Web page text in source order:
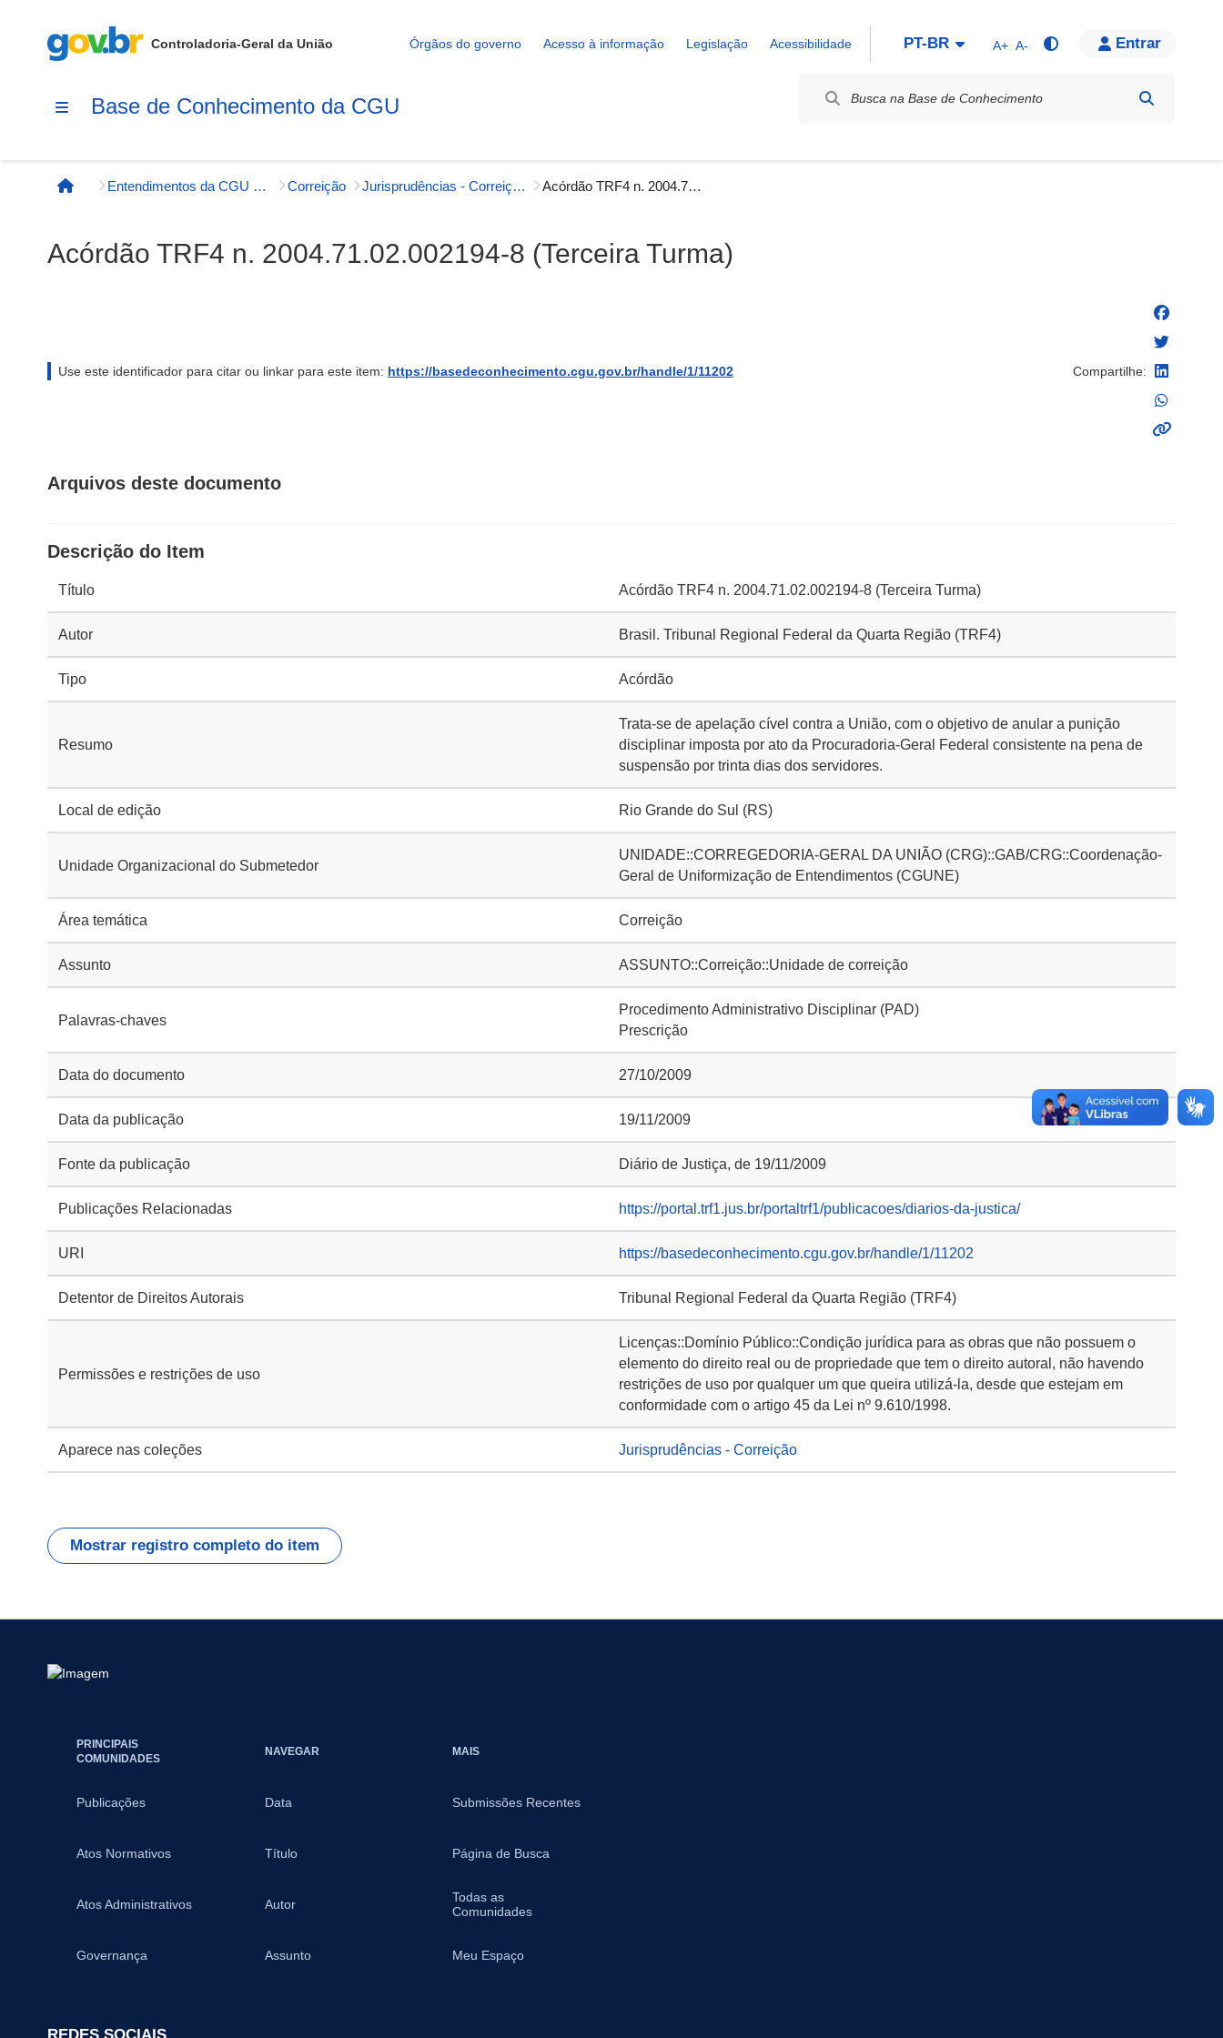
Controladoria-Geral da União Órgãos do governo Acesso à informação Legislação Acessibilidade PT-BR A+ A- Entrar
Base de Conhecimento da CGU
Página inicial
Entendimentos da CGU e órgãos externos Correição Jurisprudências - Correição Acórdão TRF4 n. 2004.71.02.002194-8 (Terceira Turma)
Acórdão TRF4 n. 2004.71.02.002194-8 (Terceira Turma)
Use este identificador para citar ou linkar para este item: https://basedeconhecimento.cgu.gov.br/handle/1/11202 Compartilhe:
Arquivos deste documento
Descrição do Item
Título Acórdão TRF4 n. 2004.71.02.002194-8 (Terceira Turma)
Autor Brasil. Tribunal Regional Federal da Quarta Região (TRF4)
Tipo Acórdão
Resumo
Trata-se de apelação cível contra a União, com o objetivo de anular a punição
disciplinar imposta por ato da Procuradoria-Geral Federal consistente na pena de
suspensão por trinta dias dos servidores.
Local de edição Rio Grande do Sul (RS)
Unidade Organizacional do Submetedor
UNIDADE::CORREGEDORIA-GERAL DA UNIÃO (CRG)::GAB/CRG::Coordenação-
Geral de Uniformização de Entendimentos (CGUNE)
Área temática Correição
Assunto ASSUNTO::Correição::Unidade de correição
Palavras-chaves
Procedimento Administrativo Disciplinar (PAD)
Prescrição
Data do documento 27/10/2009
Data da publicação 19/11/2009
Fonte da publicação Diário de Justiça, de 19/11/2009
Publicações Relacionadas https://portal.trf1.jus.br/portaltrf1/publicacoes/diarios-da-justica/
URI https://basedeconhecimento.cgu.gov.br/handle/1/11202
Detentor de Direitos Autorais Tribunal Regional Federal da Quarta Região (TRF4)
Permissões e restrições de uso
Licenças::Domínio Público::Condição jurídica para as obras que não possuem o
elemento do direito real ou de propriedade que tem o direito autoral, não havendo
restrições de uso por qualquer um que queira utilizá-la, desde que estejam em
conformidade com o artigo 45 da Lei nº 9.610/1998.
Aparece nas coleções Jurisprudências - Correição
Mostrar registro completo do item
PRINCIPAIS
COMUNIDADES
Publicações
Atos Normativos
Atos Administrativos
Governança
NAVEGAR
Data
Título
Autor
Assunto
MAIS
Submissões Recentes
Página de Busca
Todas as
Comunidades
Meu Espaço